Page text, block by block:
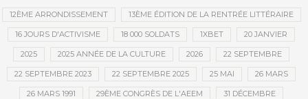
12ÈME ARRONDISSEMENT 13ÈME ÉDITION DE LA RENTRÉE LITTÉRAIRE
16 JOURS D'ACTIVISME 18 000 SOLDATS 1XBET 20 JANVIER
2025 2025 ANNÉE DE LA CULTURE 2026 22 SEPTEMBRE
22 SEPTEMBRE 2023 22 SEPTEMBRE 2025 25 MAI 26 MARS
26 MARS 1991 29ÈME CONGRÈS DE L'AEEM 31 DÉCEMBRE